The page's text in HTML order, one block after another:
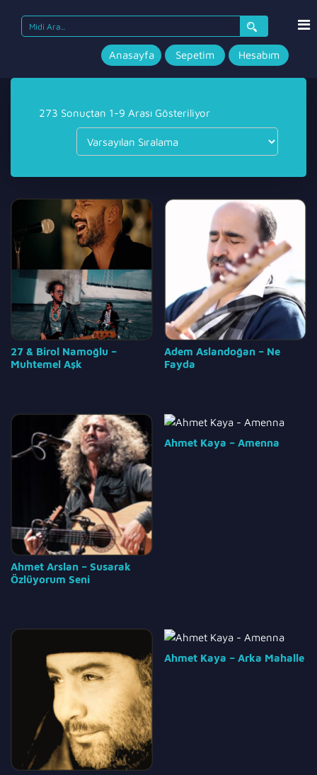
Search
for:
Anasayfa
Sepetim Hesabım
273 Sonuçtan 1-9 Arası Gösteriliyor
27 & Birol Namoğlu –
Muhtemel Aşk
Adem Aslandoğan – Ne
Fayda
Ahmet Arslan – Susarak
Özlüyorum Seni
Ahmet Kaya – Amenna
Ahmet Kaya – Arka Mahalle